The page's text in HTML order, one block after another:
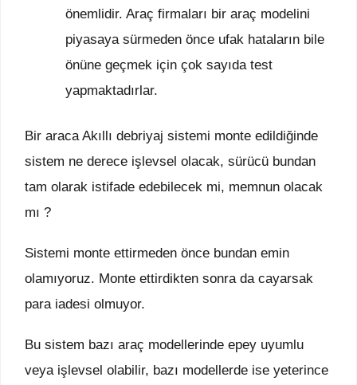
önemlidir. Araç firmaları bir araç modelini
piyasaya sürmeden önce ufak hataların bile
önüne geçmek için çok sayıda test
yapmaktadırlar.
Bir araca Akıllı debriyaj sistemi monte edildiğinde
sistem ne derece işlevsel olacak, sürücü bundan
tam olarak istifade edebilecek mi, memnun olacak
mı ?
Sistemi monte ettirmeden önce bundan emin
olamıyoruz. Monte ettirdikten sonra da cayarsak
para iadesi olmuyor.
Bu sistem bazı araç modellerinde epey uyumlu
veya işlevsel olabilir, bazı modellerde ise yeterince